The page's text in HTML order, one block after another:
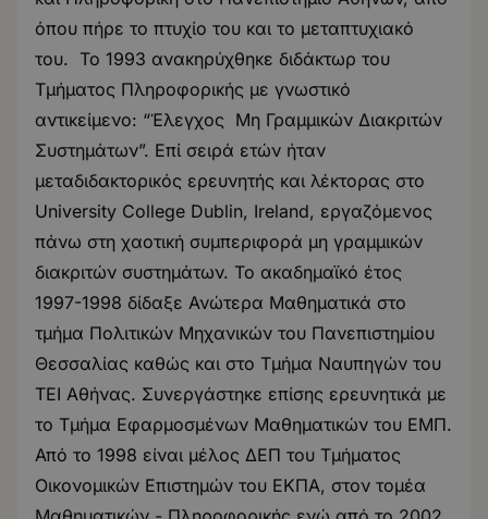
όπου πήρε το πτυχίο του και το μεταπτυχιακό
του. Το 1993 ανακηρύχθηκε διδάκτωρ του
Τμήματος Πληροφορικής με γνωστικό
αντικείμενο: “Έλεγχος Mη Γραμμικών Διακριτών
Συστημάτων”. Επί σειρά ετών ήταν
μεταδιδακτορικός ερευνητής και λέκτορας στο
University College Dublin, Ireland, εργαζόμενος
πάνω στη χαοτική συμπεριφορά μη γραμμικών
διακριτών συστημάτων. Το ακαδημαϊκό έτος
1997-1998 δίδαξε Ανώτερα Μαθηματικά στο
τμήμα Πολιτικών Μηχανικών του Πανεπιστημίου
Θεσσαλίας καθώς και στο Τμήμα Ναυπηγών του
ΤΕΙ Αθήνας. Συνεργάστηκε επίσης ερευνητικά με
το Τμήμα Εφαρμοσμένων Μαθηματικών του ΕΜΠ.
Από το 1998 είναι μέλος ΔΕΠ του Τμήματος
Οικονομικών Επιστημών του ΕΚΠΑ, στον τομέα